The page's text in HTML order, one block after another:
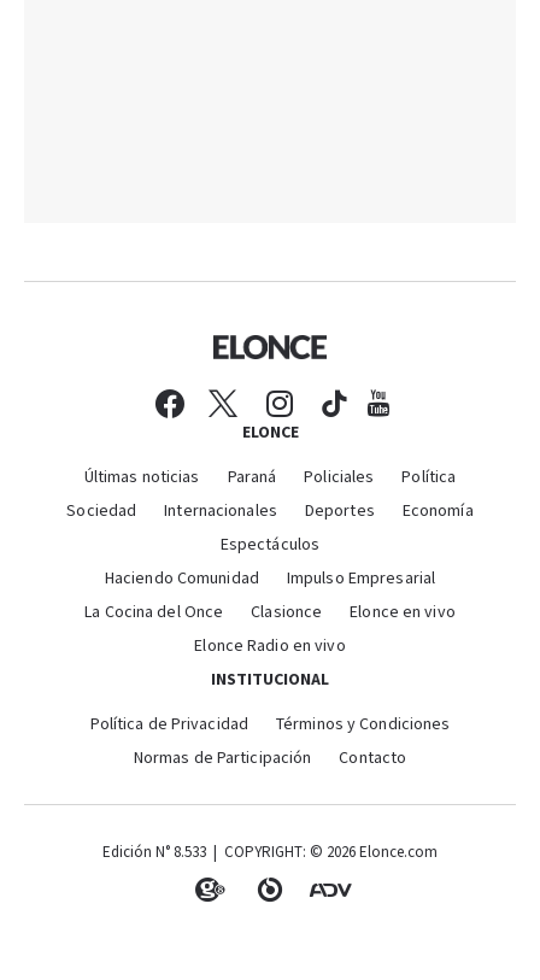
ELONCE
Últimas noticias Paraná Policiales
Política
Sociedad
Internacionales Deportes
Economía
Espectáculos
Haciendo Comunidad
Impulso Empresarial
La Cocina del Once
Clasionce
Elonce en vivo
Elonce Radio en vivo
INSTITUCIONAL
Política de Privacidad
Términos y Condiciones
Normas de Participación
Contacto
Edición N° 8.533 | COPYRIGHT: © 2026 Elonce.com